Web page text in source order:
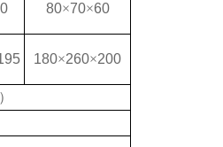
80×70×60
180×260×200